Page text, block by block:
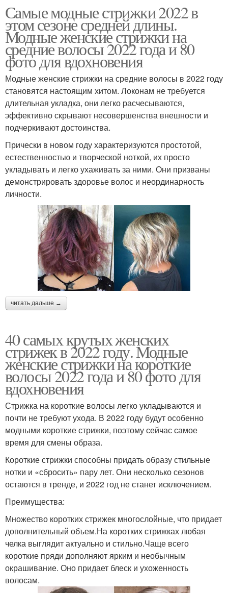
Самые модные стрижки 2022 в
этом сезоне средней длины.
Модные женские стрижки на
средние волосы 2022 года и 80
фото для вдохновения
Модные женские стрижки на средние волосы в 2022 году
становятся настоящим хитом. Локонам не требуется
длительная укладка, они легко расчесываются,
эффективно скрывают несовершенства внешности и
подчеркивают достоинства.
Прически в новом году характеризуются простотой,
естественностью и творческой ноткой, их просто
укладывать и легко ухаживать за ними. Они призваны
демонстрировать здоровье волос и неординарность
личности.
читать дальше →
40 самых крутых женских
стрижек в 2022 году. Модные
женские стрижки на короткие
волосы 2022 года и 80 фото для
вдохновения
Стрижка на короткие волосы легко укладываются и
почти не требуют ухода. В 2022 году будут особенно
модными короткие стрижки, поэтому сейчас самое
время для смены образа.
Короткие стрижки способны придать образу стильные
нотки и «сбросить» пару лет. Они несколько сезонов
остаются в тренде, и 2022 год не станет исключением.
Преимущества:
Множество коротких стрижек многослойные, что придает
дополнительный объем.На коротких стрижках любая
челка выглядит актуально и стильно.Чаще всего
короткие пряди дополняют ярким и необычным
окрашивание. Оно придает блеск и ухоженность
волосам.